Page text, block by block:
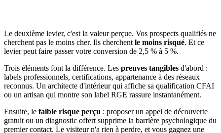
Le deuxième levier, c'est la valeur perçue. Vos prospects qualifiés ne
cherchent pas le moins cher. Ils cherchent le moins risqué. Et ce
levier peut faire passer votre conversion de 2,5 % à 5 %.
Trois éléments font la différence. Les preuves tangibles d'abord :
labels professionnels, certifications, appartenance à des réseaux
reconnus. Un architecte d'intérieur qui affiche sa qualification CFAI
ou un artisan qui montre son label RGE rassure instantanément.
Ensuite, le faible risque perçu : proposer un appel de découverte
gratuit ou un diagnostic offert supprime la barrière psychologique du
premier contact. Le visiteur n'a rien à perdre, et vous gagnez une